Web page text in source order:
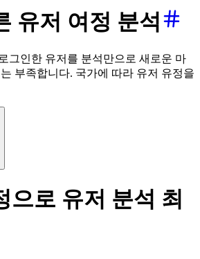
유저 여정 분석
그인한 유저를 분석만으로 새로운 마
부족합니다. 국가에 따라 유저 유정을
으로 유저 분석 최